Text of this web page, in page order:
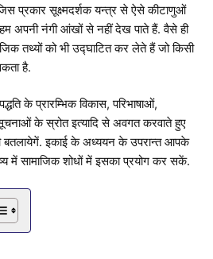
प्रकार सूक्ष्मदर्शक यन्त्र से ऐसे कीटाणुओं
अपनी नंगी आंखों से नहीं देख पाते हैं. वैसे ही
तथ्यों को भी उद्घाटित कर लेते हैं जो किसी
है.
के प्रारम्भिक विकास, परिभाषाओं,
सूचनाओं के स्रोत इत्यादि से अवगत करवाते हुए
बतलायेगें. इकाई के अध्ययन के उपरान्त आपके
में सामाजिक शोधों में इसका प्रयोग कर सकें.